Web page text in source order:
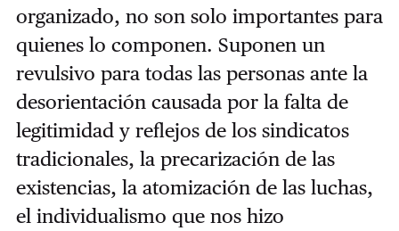
organizado, no son solo importantes para
quienes lo componen. Suponen un
revulsivo para todas las personas ante la
desorientación causada por la falta de
legitimidad y reflejos de los sindicatos
tradicionales, la precarización de las
existencias, la atomización de las luchas,
el individualismo que nos hizo